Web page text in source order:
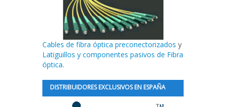
Cables de fibra óptica preconectorizados y
Latiguillos y componentes pasivos de Fibra
óptica.
DISTRIBUIDORES EXCLUSIVOS EN ESPAÑA